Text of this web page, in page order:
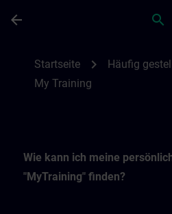
arrow_back search
Startseite chevron_right Häufig
My Training
Wie kann ich meine
"MyTraining" finden?